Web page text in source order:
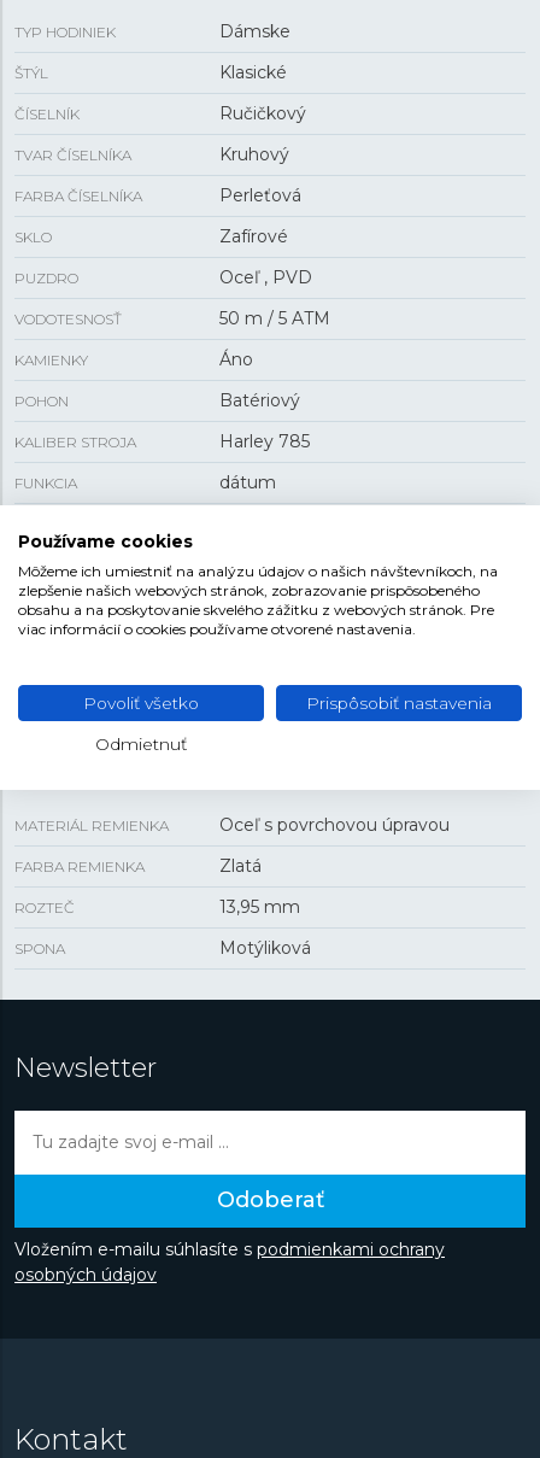
TYP HODINIEK Dámske
ŠTÝL Klasické
ČÍSELNÍK Ručičkový
TVAR ČÍSELNÍKA Kruhový
FARBA ČÍSELNÍKA Perleťová
SKLO Zafírové
PUZDRO Oceľ , PVD
VODOTESNOSŤ 50 m / 5 ATM
KAMIENKY Áno
POHON Batériový
KALIBER STROJA Harley 785
FUNKCIA dátum
VEĽKOSŤ
29 mm
MATERIÁL REMIENKA Oceľ s povrchovou úpravou
FARBA REMIENKA Zlatá
ROZTEČ 13,95 mm
SPONA Motýliková
Newsletter
Odoberať
Vložením e-mailu súhlasíte s podmienkami ochrany
osobných údajov
Kontakt
Používame cookies
Môžeme ich umiestniť na analýzu údajov o našich návštevníkoch, na
zlepšenie našich webových stránok, zobrazovanie prispôsobeného
obsahu a na poskytovanie skvelého zážitku z webových stránok. Pre
viac informácií o cookies používame otvorené nastavenia.
Povoliť všetko Prispôsobiť nastavenia
Odmietnuť